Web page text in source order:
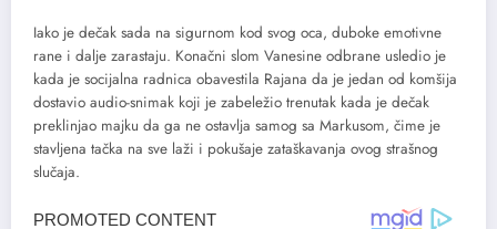
Iako je dečak sada na sigurnom kod svog oca, duboke emotivne
rane i dalje zarastaju. Konačni slom Vanesine odbrane usledio je
kada je socijalna radnica obavestila Rajana da je jedan od komšija
dostavio audio-snimak koji je zabeležio trenutak kada je dečak
preklinjao majku da ga ne ostavlja samog sa Markusom, čime je
stavljena tačka na sve laži i pokušaje zataškavanja ovog strašnog
slučaja.